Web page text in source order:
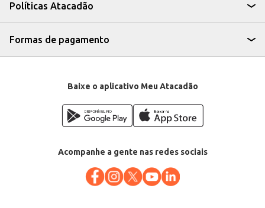
Políticas Atacadão
Formas de pagamento
Baixe o aplicativo Meu Atacadão
Acompanhe a gente nas redes sociais